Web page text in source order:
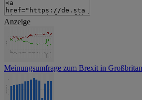
Anzeige
Meinungsumfrage zum Brexit in